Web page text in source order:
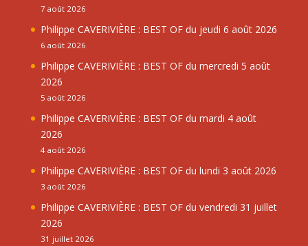
7 août 2026
Philippe CAVERIVIÈRE : BEST OF du jeudi 6 août 2026
6 août 2026
Philippe CAVERIVIÈRE : BEST OF du mercredi 5 août
2026
5 août 2026
Philippe CAVERIVIÈRE : BEST OF du mardi 4 août
2026
4 août 2026
Philippe CAVERIVIÈRE : BEST OF du lundi 3 août 2026
3 août 2026
Philippe CAVERIVIÈRE : BEST OF du vendredi 31 juillet
2026
31 juillet 2026